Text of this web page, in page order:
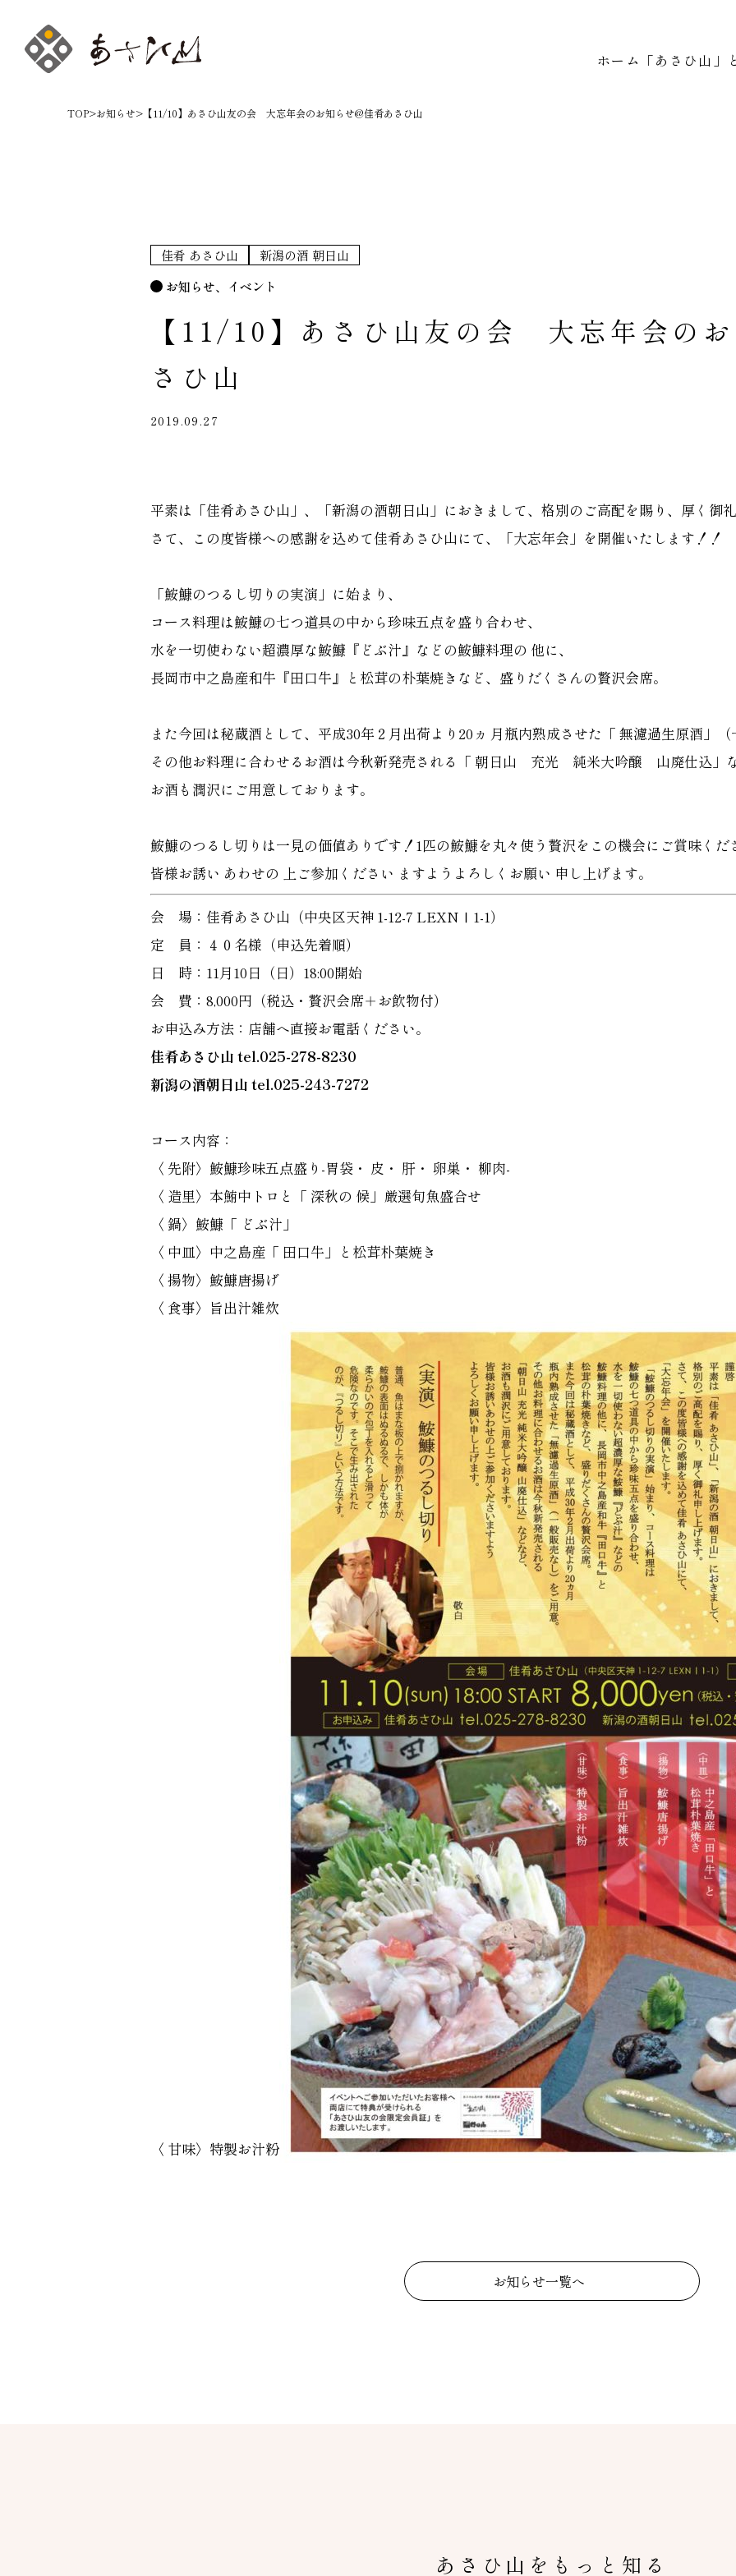
ホーム 「あさひ山」
TOP>お知らせ> 【11/10】あさひ山友の会 大忘年会のお知らせ@佳肴あさひ山
佳肴 あさひ山
新潟の酒 朝日山
お知らせ
イベント
【11/10】あさひ山友の会 大忘年会のお
さひ山
2019.09.27
平素は「佳肴あさひ山」、「新潟の酒朝日山」におきまして、格別のご高配を賜り、厚く御礼
さて、この度皆様への感謝を込めて佳肴あさひ山にて、「大忘年会」を開催いたします！！
「鮟鱇のつるし切りの実演」に始まり、
コース料理は鮟鱇の七つ道具の中から珍味五点を盛り合わせ、
水を一切使わない超濃厚な鮟鱇『どぶ汁』などの鮟鱇料理の 他に、
長岡市中之島産和牛『田口牛』と松茸の朴葉焼きなど、盛りだくさんの贅沢会席。
また今回は秘蔵酒として、平成30年２月出荷より20ヵ 月瓶内熟成させた「 無濾過生原酒」（
その他お料理に合わせるお酒は今秋新発売される「 朝日山 充光 純米大吟醸 山廃仕込」な
お酒も潤沢にご用意しております。
鮟鱇のつるし切りは一見の価値ありです！1匹の鮟鱇を丸々使う贅沢をこの機会にご賞味くだ
皆様お誘い あわせの 上ご参加ください ますようよろしくお願い 申し上げます。
会 場：佳肴あさひ山（中央区天神 1-12-7 LEXNⅠ1-1）
定 員：４０名様（申込先着順）
日 時：11月10日（日）18:00開始
会 費：8,000円（税込・贅沢会席＋お飲物付）
お申込み方法：店舗へ直接お電話ください。
佳肴あさひ山 tel.025-278-8230
新潟の酒朝日山 tel.025-243-7272
コース内容：
〈 先附〉鮟鱇珍味五点盛り-胃袋・ 皮・ 肝・ 卵巣・ 柳肉-
〈 造里〉本鮪中トロと「 深秋の 候」厳選旬魚盛合せ
〈 鍋〉鮟鱇「 どぶ汁」
〈 中皿〉中之島産「 田口牛」と松茸朴葉焼き
〈 揚物〉鮟鱇唐揚げ
〈 食事〉旨出汁雑炊
〈 甘味〉特製お汁粉
お知らせ一覧へ
あさひ山をもっと知る